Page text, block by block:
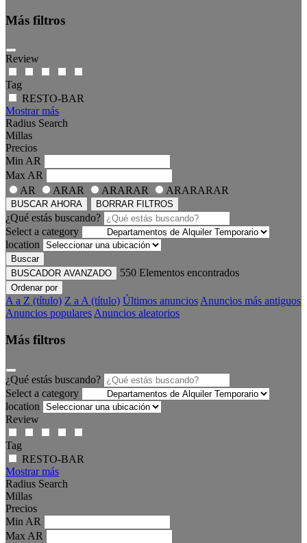
Más filtros
Review
Tag
RESTO-BAR
Mostrar más
Radius Search
Millas
Precios
Min AR
Max AR
AR
ARAR ARARAR ARARARAR
BUSCAR AHORA BORRAR FILTROS
¿Qué estás buscando?
Select a category
location
Buscar
BUSCADOR AVANZADO
550 Elementos encontrados
Ordenar por
A a Z (título) Z a A (título) Últimos anuncios Anuncios más antiguos
Anuncios populares Anuncios aleatorios
Más filtros
¿Qué estás buscando?
Select a category
location
Review
Tag
RESTO-BAR
Mostrar más
Radius Search
Millas
Precios
Min AR
Max AR